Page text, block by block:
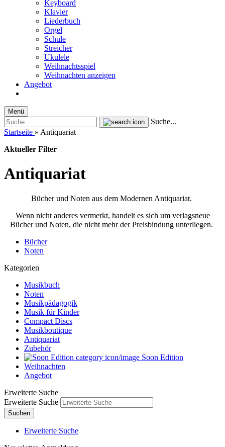
Keyboard
Klavier
Liederbuch
Orgel
Schule
Streicher
Ukulele
Weihnachtsspiel
Weihnachten anzeigen
Angebot
Menü
Suche...
Startseite » Antiquariat
Aktueller Filter
Antiquariat
Bücher und Noten aus dem Modernen Antiquariat.
Wenn nicht anderes vermerkt, handelt es sich um verlagsneue
Bücher und Noten, die nicht mehr der Preisbindung unterliegen.
Bücher
Noten
Kategorien
Musikbuch
Noten
Musikpädagogik
Musik für Kinder
Compact Discs
Musikboutique
Antiquariat
Zubehör
Soon Edition
Weihnachten
Angebot
Erweiterte Suche
Erweiterte Suche
Suchen
Erweiterte Suche